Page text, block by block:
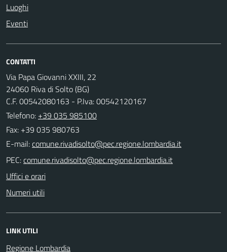
Luoghi
Eventi
CONTATTI
Via Papa Giovanni XXIII, 22
24060 Riva di Solto (BG)
C.F. 00542080163 - P.Iva: 00542120167
Telefono: +39 035 985100
Fax: +39 035 980763
E-mail:
PEC:
Uffici e orari
Numeri utili
LINK UTILI
Regione Lombardia